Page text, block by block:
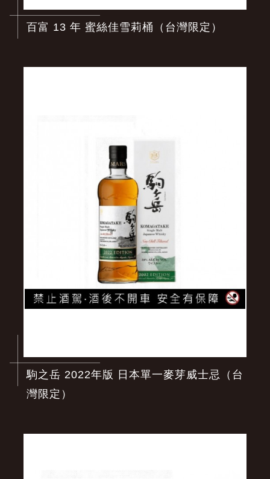
百富 13 年 蜜絲佳雪莉桶（台灣限定）
駒之岳 2022年版 日本單一麥芽威士忌（台
灣限定）